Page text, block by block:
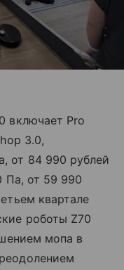
включает Pro
3.0,
от 84 990 рублей
Па, от 59 990
квартале
роботы Z70
мопа в